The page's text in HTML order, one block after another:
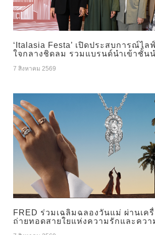
‘Italasia Festa’ เปิดประสบการณ์ไล
ใจกลางชิดลม รวมแบรนด์นำเข้าชั้น
7 สิงหาคม 2569
FRED ร่วมเฉลิมฉลองวันแม่ ผ่านเค
ถ่ายทอดสายใยแห่งความรักและคว